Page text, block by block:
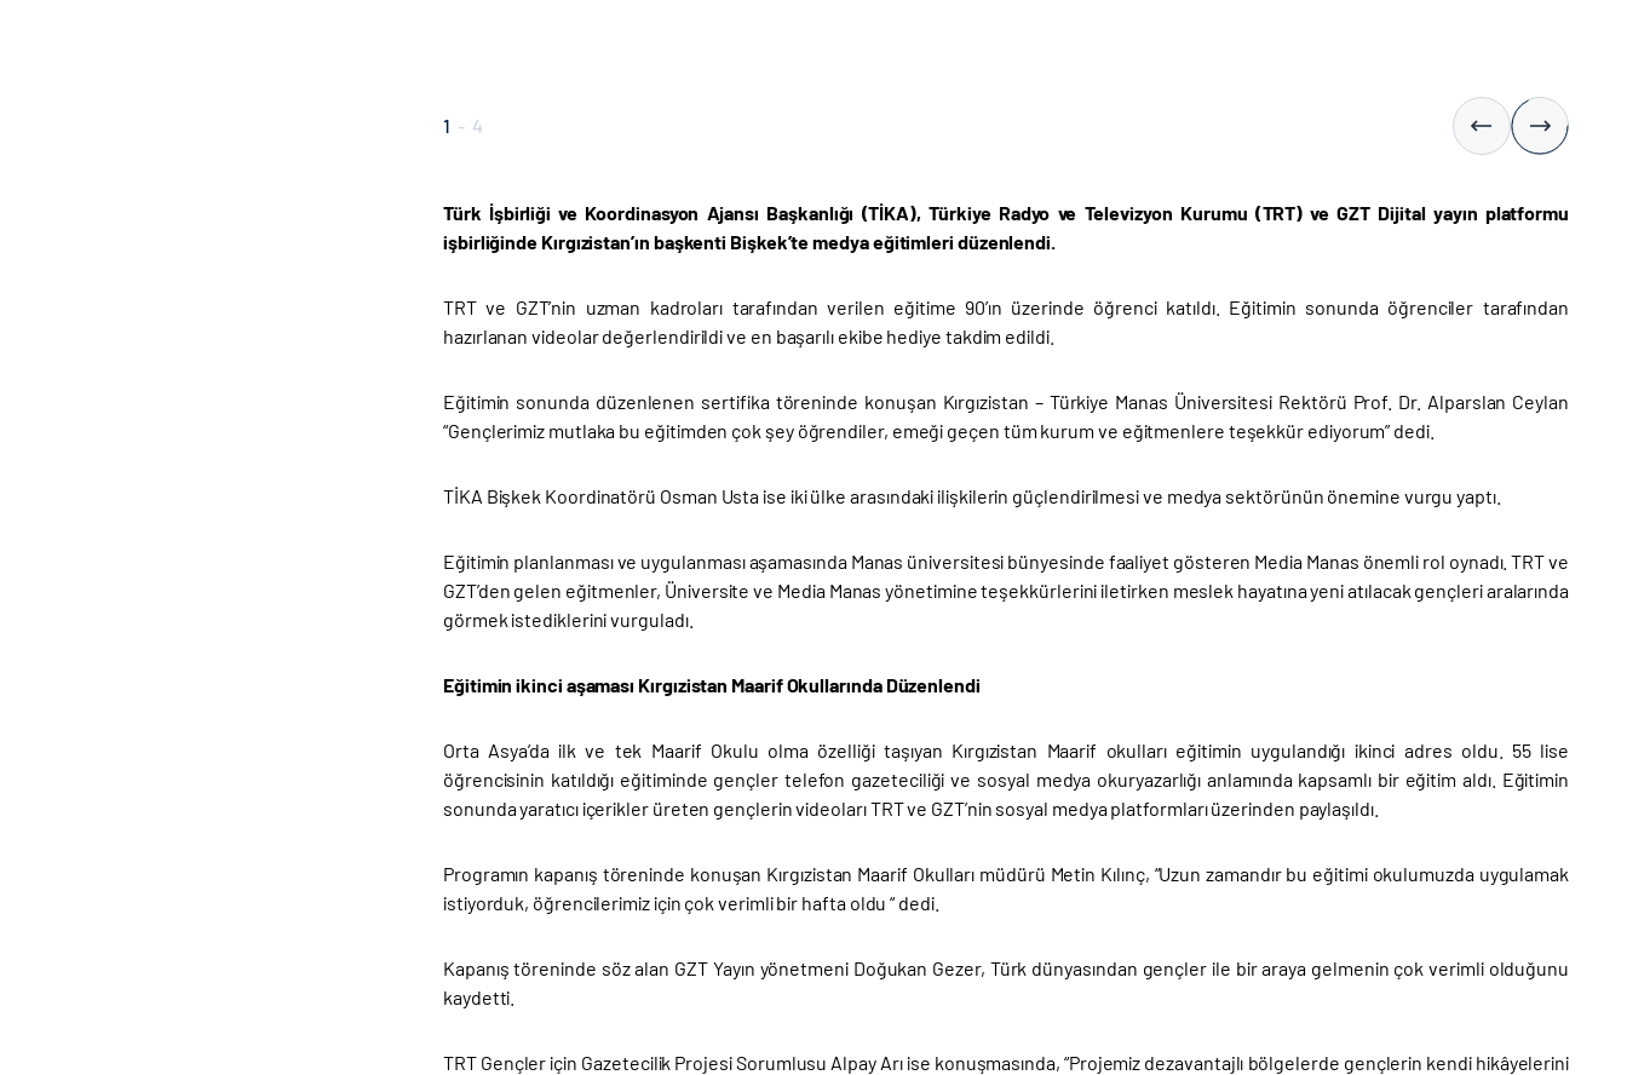
1 - 4
Türk İşbirliği ve Koordinasyon Ajansı Başkanlığı (TİKA), Türkiye Radyo ve Televizyon Kurumu (TRT) ve GZT Dijital yayın platformu
işbirliğinde Kırgızistan’ın başkenti Bişkek’te medya eğitimleri düzenlendi.
TRT ve GZT’nin uzman kadroları tarafından verilen eğitime 90’ın üzerinde öğrenci katıldı. Eğitimin sonunda öğrenciler tarafından
hazırlanan videolar değerlendirildi ve en başarılı ekibe hediye takdim edildi.
Eğitimin sonunda düzenlenen sertifika töreninde konuşan Kırgızistan – Türkiye Manas Üniversitesi Rektörü Prof. Dr. Alparslan Ceylan
“Gençlerimiz mutlaka bu eğitimden çok şey öğrendiler, emeği geçen tüm kurum ve eğitmenlere teşekkür ediyorum” dedi.
TİKA Bişkek Koordinatörü Osman Usta ise iki ülke arasındaki ilişkilerin güçlendirilmesi ve medya sektörünün önemine vurgu yaptı.
Eğitimin planlanması ve uygulanması aşamasında Manas üniversitesi bünyesinde faaliyet gösteren Media Manas önemli rol oynadı. TRT ve
GZT’den gelen eğitmenler, Üniversite ve Media Manas yönetimine teşekkürlerini iletirken meslek hayatına yeni atılacak gençleri aralarında
görmek istediklerini vurguladı.
Eğitimin ikinci aşaması Kırgızistan Maarif Okullarında Düzenlendi
Orta Asya’da ilk ve tek Maarif Okulu olma özelliği taşıyan Kırgızistan Maarif okulları eğitimin uygulandığı ikinci adres oldu. 55 lise
öğrencisinin katıldığı eğitiminde gençler telefon gazeteciliği ve sosyal medya okuryazarlığı anlamında kapsamlı bir eğitim aldı. Eğitimin
sonunda yaratıcı içerikler üreten gençlerin videoları TRT ve GZT’nin sosyal medya platformları üzerinden paylaşıldı.
Programın kapanış töreninde konuşan Kırgızistan Maarif Okulları müdürü Metin Kılınç, “Uzun zamandır bu eğitimi okulumuzda uygulamak
istiyorduk, öğrencilerimiz için çok verimli bir hafta oldu “ dedi.
Kapanış töreninde söz alan GZT Yayın yönetmeni Doğukan Gezer, Türk dünyasından gençler ile bir araya gelmenin çok verimli olduğunu
kaydetti.
TRT Gençler için Gazetecilik Projesi Sorumlusu Alpay Arı ise konuşmasında, “Projemiz dezavantajlı bölgelerde gençlerin kendi hikâyelerini